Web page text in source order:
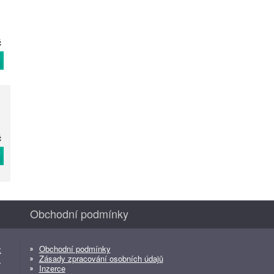
Obchodní podmínky
Obchodní podmínky
Zásady zpracování osobních údajů
Inzerce